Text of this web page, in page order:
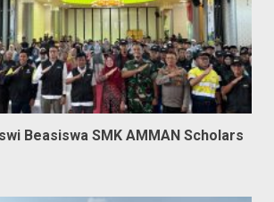
Beasiswa SMK AMMAN Scholars